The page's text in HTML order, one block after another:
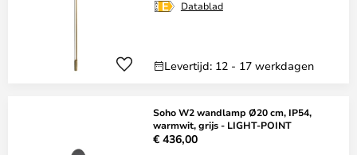
Datablad
Levertijd: 12 - 17 werkdagen
Soho W2 wandlamp Ø20 cm, IP54,
warmwit, grijs - LIGHT-POINT
€ 436,00